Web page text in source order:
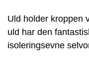
Uld holder kroppen
uld har den
isoleringsevne